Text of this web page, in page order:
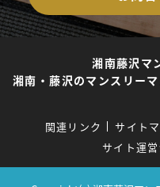
湘南藤沢マ
湘南・藤沢のマンスリー
関連リンク サイト
サイト運